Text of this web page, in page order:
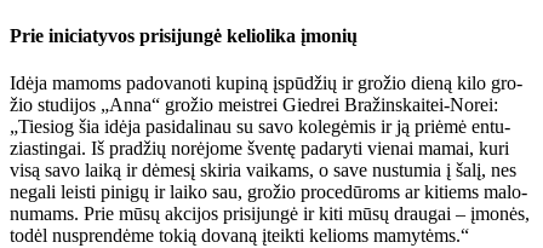
Prie ini­cia­ty­vos pri­si­jun­gė ke­lio­li­ka įmo­nių
Idė­ja ma­moms pa­do­va­no­ti ku­pi­ną įspū­džių ir gro­žio die­ną ki­lo gro­
žio stu­di­jos „An­na“ gro­žio meist­rei Gied­rei Bra­žins­kai­tei-No­rei:
„Tie­siog šia idė­ja pa­si­da­li­nau su sa­vo ko­le­gė­mis ir ją pri­ėmė en­tu­
zias­tin­gai. Iš pra­džių no­rė­jo­me šven­tę pa­da­ry­ti vie­nai ma­mai, ku­ri
vi­są sa­vo lai­ką ir dė­me­sį ski­ria vai­kams, o sa­ve nu­stu­mia į ša­lį, nes
ne­ga­li leis­ti pi­ni­gų ir lai­ko sau, gro­žio pro­ce­dū­roms ar ki­tiems ma­lo­
nu­mams. Prie mū­sų ak­ci­jos pri­si­jun­gė ir ki­ti mū­sų drau­gai – įmo­nės,
to­dėl nu­spren­dė­me to­kią do­va­ną įteik­ti ke­lioms ma­my­tėms.“